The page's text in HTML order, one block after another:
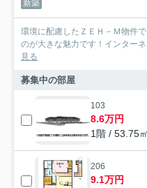
新築
環境に配慮したＺＥＨ－Ｍ物件
のが大きな魅力です！インター
見る
募集中の部屋
103
8.6万円
1階 / 53.75
206
9.1万円